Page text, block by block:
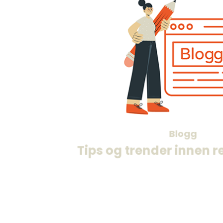
Blogg
Tips og trender innen
relevante for deg som jobber med
rekrutteringsbehov på et eller